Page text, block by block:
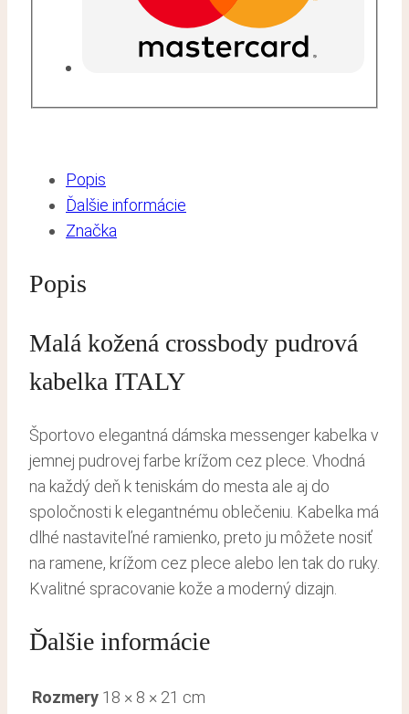
Popis
Ďalšie informácie
Značka
Popis
Malá kožená crossbody pudrová
kabelka ITALY
Športovo elegantná dámska messenger kabelka v
jemnej pudrovej farbe krížom cez plece. Vhodná
na každý deň k teniskám do mesta ale aj do
spoločnosti k elegantnému oblečeniu. Kabelka má
dlhé nastaviteľné ramienko, preto ju môžete nosiť
na ramene, krížom cez plece alebo len tak do ruky.
Kvalitné spracovanie kože a moderný dizajn.
Ďalšie informácie
Rozmery 18 × 8 × 21 cm